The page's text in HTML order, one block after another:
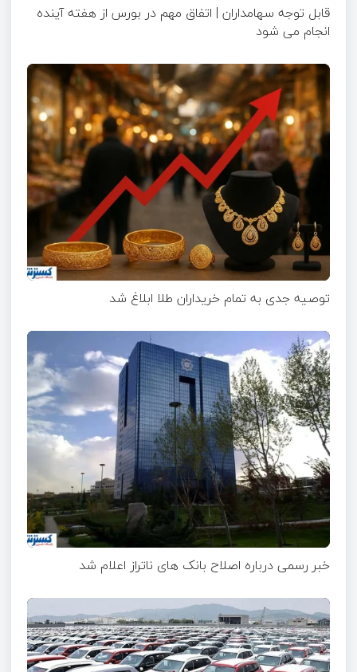
قابل توجه سهامداران | اتفاق مهم در بورس از هفته آینده
انجام می شود
توصیه جدی به تمام خریداران طلا ابلاغ شد
خبر رسمی درباره اصلاح بانک های ناتراز اعلام شد